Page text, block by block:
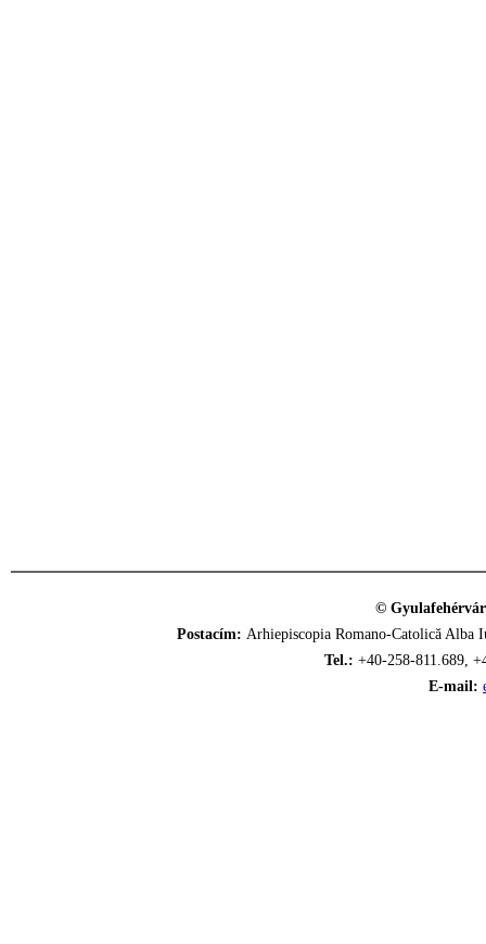
©
Postacím: Arhiepiscopia Romano-Catolică
Tel.: +40-258-811.689,
E-mail: